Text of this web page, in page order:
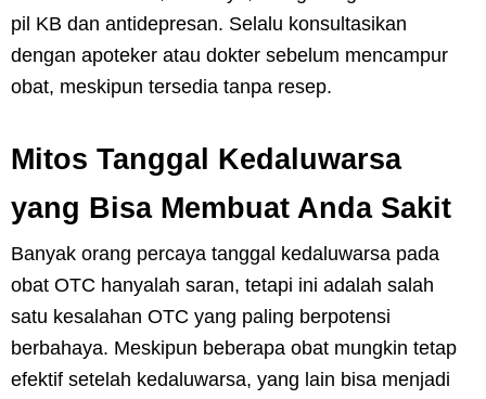
pil KB dan antidepresan. Selalu konsultasikan
dengan apoteker atau dokter sebelum mencampur
obat, meskipun tersedia tanpa resep.
Mitos Tanggal Kedaluwarsa
yang Bisa Membuat Anda Sakit
Banyak orang percaya tanggal kedaluwarsa pada
obat OTC hanyalah saran, tetapi ini adalah salah
satu kesalahan OTC yang paling berpotensi
berbahaya. Meskipun beberapa obat mungkin tetap
efektif setelah kedaluwarsa, yang lain bisa menjadi